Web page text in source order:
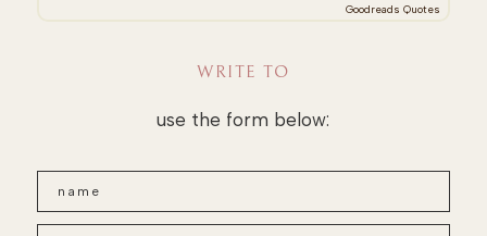
Goodreads Quotes
WRITE TO
use the form below: